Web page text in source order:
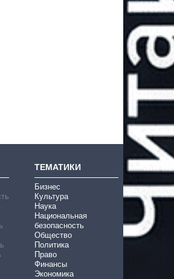
ТЕМАТИКИ
Бизнес
Культура
Наука
Национальная
безопасность
Общество
Политика
Право
Финансы
Экономика